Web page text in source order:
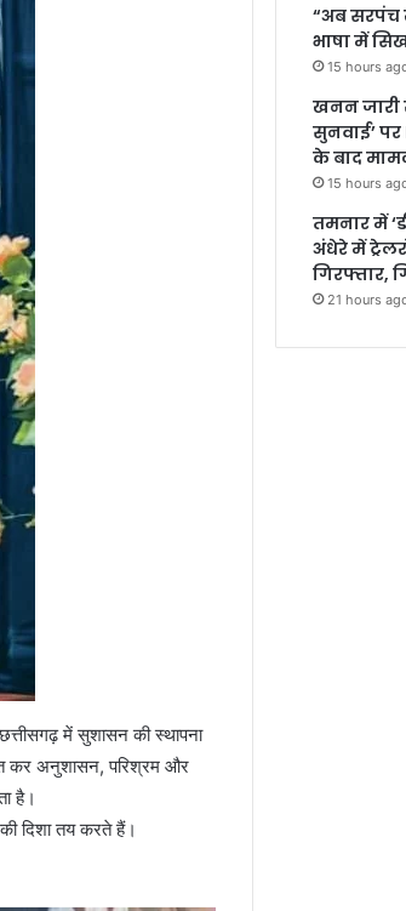
में सुशासन की स्थापना
कर अनुशासन, परिश्रम और
है।
दिशा तय करते हैं।
“अब सरपंच
भाषा में
15 hours
खनन जारी
सुनवाई’ पर
के बाद
15 hours
तमनार में
अंधेरे में
गिरफ्तार,
21 hours